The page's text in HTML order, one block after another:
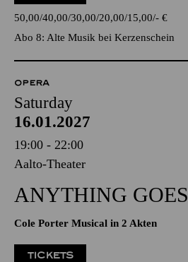
50,00 40,00 30,00 20,00 15,00 - €
Abo 8: Alte Musik bei Kerzenschein
OPERA
Saturday
16.01.2027
19:00 - 22:00
Aalto-Theater
ANYTHING GOES
Cole Porter Musical in 2 Akten
TICKETS